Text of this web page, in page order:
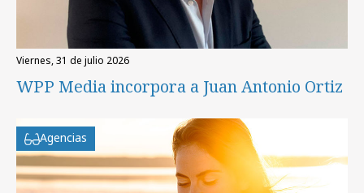
viernes, 31 de julio 2026
WPP Media incorpora a Juan Antonio Ortiz
Agencias